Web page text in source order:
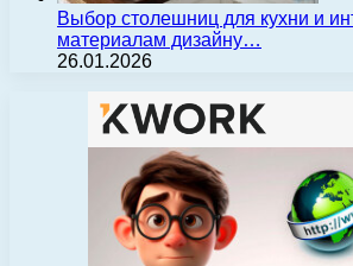
Выбор столешниц для кухни и
материалам дизайну…
26.01.2026